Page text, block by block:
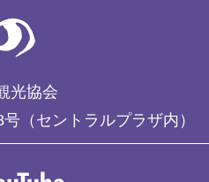
光協会
（セントラルプラザ内）